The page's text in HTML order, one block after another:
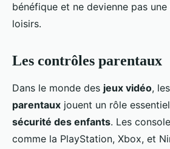
bénéfique et ne devienne pas
loisirs.
Les contrôles parentaux
Dans le monde des jeux vidéo, les
parentaux jouent un rôle
sécurité des enfants. Les
comme la PlayStation, Xbox, et